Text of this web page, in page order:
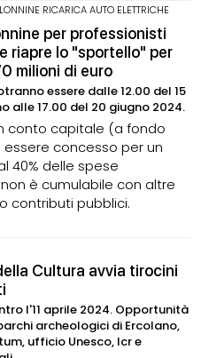
RICARICA AUTO ELETTRICHE
per professionisti
riapre lo "sportello" per
milioni di euro
essere dalle 12.00 del 15
alle 17.00 del 20 giugno 2024.
conto capitale (a fondo
concesso per un
40% delle spese
è cumulabile con altre
contributi pubblici.
Cultura avvia tirocini
l'11 aprile 2024. Opportunità
archeologici di Ercolano,
ufficio Unesco, Icr e